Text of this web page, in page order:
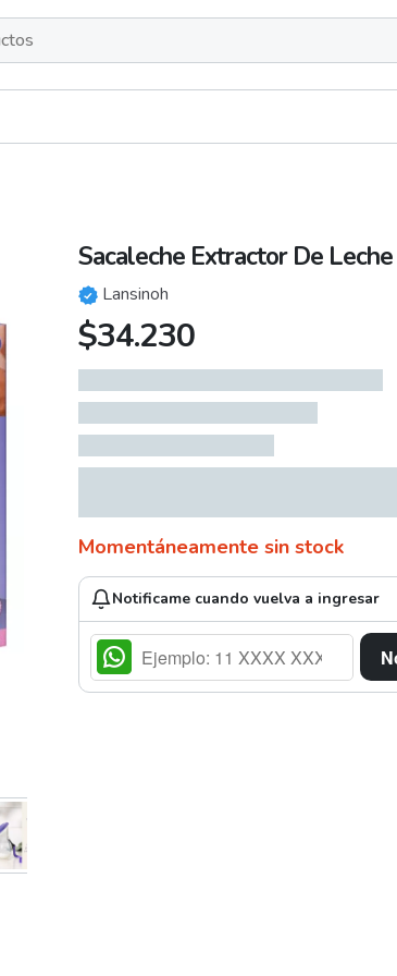
Sacaleche Extractor De
Lansinoh
$34.230
Momentáneamente sin stock
Notificame cuando vuelva a ingresar